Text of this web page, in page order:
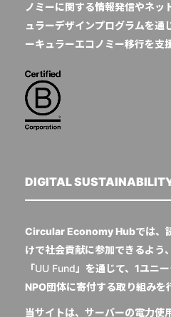
ノミーに関する情報発信やネッ
ュラーデザインプログラムを通
ーキュラーエコノミー移行を支
DIGITAL
Circular Economy Hubでは、
けで社会貢献に参加できるよう
「UU Fund 」を通じて、1ユニ
NPO団体に寄付する取り組みを
当サイトは、サーバーの電力使